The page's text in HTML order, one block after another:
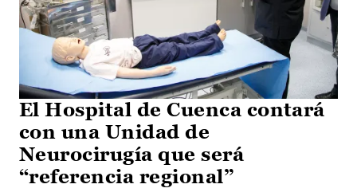
El Hospital de Cuenca contará
con una Unidad de
Neurocirugía que será
“referencia regional”